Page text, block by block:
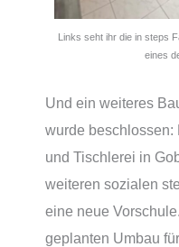
Links seht ihr die in steps
eines
Und ein weiteres
wurde
und Tischlerei in
weiteren sozialen
eine neue
geplanten Umbau